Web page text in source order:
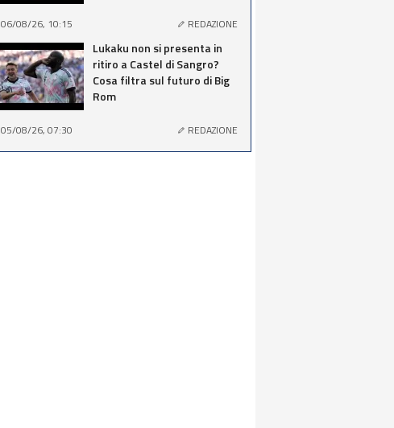
06/08/26, 10:15 REDAZIONE
Lukaku non si presenta in
ritiro a Castel di Sangro?
Cosa filtra sul futuro di Big
Rom
05/08/26, 07:30 REDAZIONE